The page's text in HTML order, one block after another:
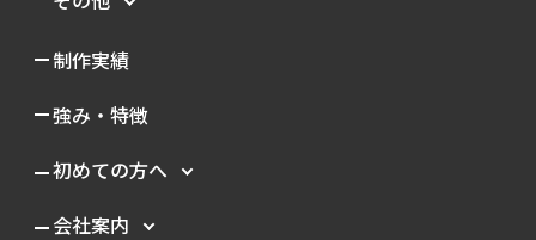
制作実績
強み・特徴
初めての方へ
会社案内